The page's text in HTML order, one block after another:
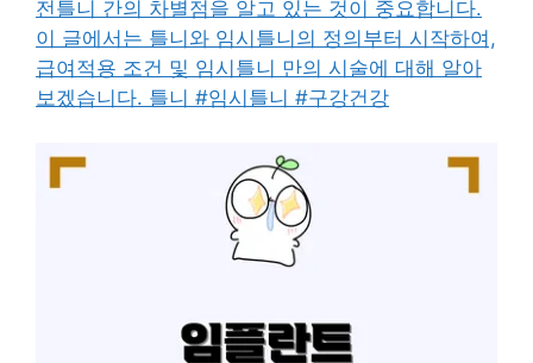
전틀니 간의 차별점을 알고 있는 것이 중요합니다.
이 글에서는 틀니와 임시틀니의 정의부터 시작하여,
급여적용 조건 및 임시틀니 만의 시술에 대해 알아
보겠습니다. 틀니 #임시틀니 #구강건강